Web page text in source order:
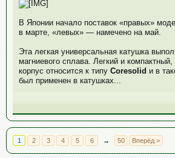
В Японии начало поставок «правых»
в марте, «левых» — намечено на май.
Эта легкая универсальная катушка
магниевого сплава. Легкий и
корпус относится к типу Coresolid и в
был применен в катушках...
1 2 3 4 5 6 → 50 Вперёд >